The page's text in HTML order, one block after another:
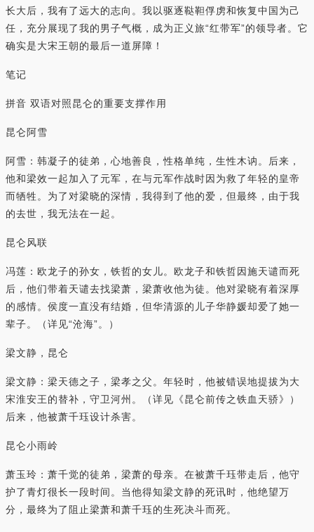
长大后，我有了远大的志向。我以驱逐鞑靼俘虏和恢复中国为己
任，充分展现了我的男子气概，成为正义旅“红带军”的领导者。它
确实是大宋王朝的最后一道屏障！
笔记
拼音 双语对照昆仑的重要支撑作用
昆仑阿雪
阿雪：韩凝子的徒弟，心地善良，性格单纯，生性木讷。后来，
他和梁效一起加入了元军，在与元军作战时因为救了年轻的皇帝
而牺牲。为了对梁晓的深情，我得到了他的爱，但最终，由于我
的去世，我无法在一起。
昆仑风联
冯莲：欧龙子的孙女，铁哲的女儿。欧龙子和铁哲因施天谴而死
后，他们带着天谴去找梁萧，梁萧收他为徒。他对梁晓有着深厚
的感情。侯度一直没有结婚，但华清源的儿子华静媛却爱了她一
辈子。（详见“沧海”。）
梁文静，昆仑
梁文静：梁天德之子，梁孝之父。年轻时，他被错误地提拔为大
宋淮安王的替补，守卫河州。（详见《昆仑前传之铁血天骄》）
后来，他被萧千珏设计杀害。
昆仑小雨岭
萧玉玲：萧千觉的徒弟，梁萧的母亲。在被萧千珏带走后，他守
护了青灯很长一段时间。当他得知梁文静的死讯时，他绝望万
分，最终为了阻止梁萧和萧千珏的生死决斗而死。